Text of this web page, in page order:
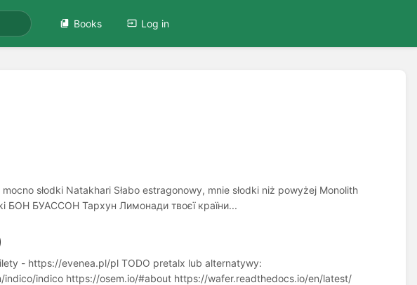
Books Log in
słodki Natakhari Słabo estragonowy, mnie słodki niż powyżej Monolith
БОН БУАССОН Тархун Лимонади твоєї країни...
- https://evenea.pl/pl TODO pretalx lub alternatywy:
indico https://osem.io/#about https://wafer.readthedocs.io/en/latest/